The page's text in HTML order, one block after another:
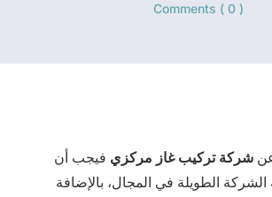
Comments ( 0 )
شركة تركيب غاز مركزي فيجب أن
الطويلة في المجال، بالإضافة